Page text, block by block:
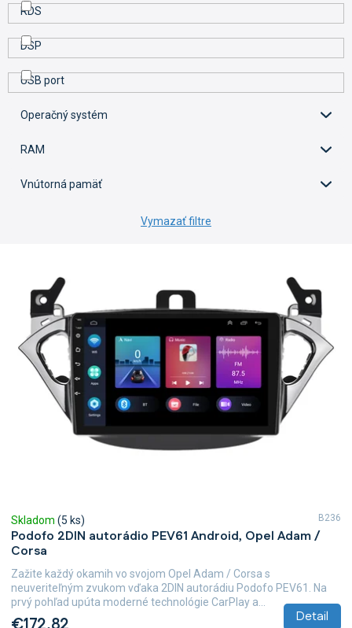
RDS
DSP
USB port
Operačný systém
RAM
Vnútorná pamäť
Vymazať filtre
Podofo 2DIN autorádio PEV61 Android, Opel Adam /
Corsa
Skladom (5 ks)
Detail
Zažite každý okamih vo svojom Opel Adam / Corsa s
neuveriteľným zvukom vďaka 2DIN autorádiu Podofo PEV61. Na
prvý pohľad upúta moderné technológie CarPlay a...
B236